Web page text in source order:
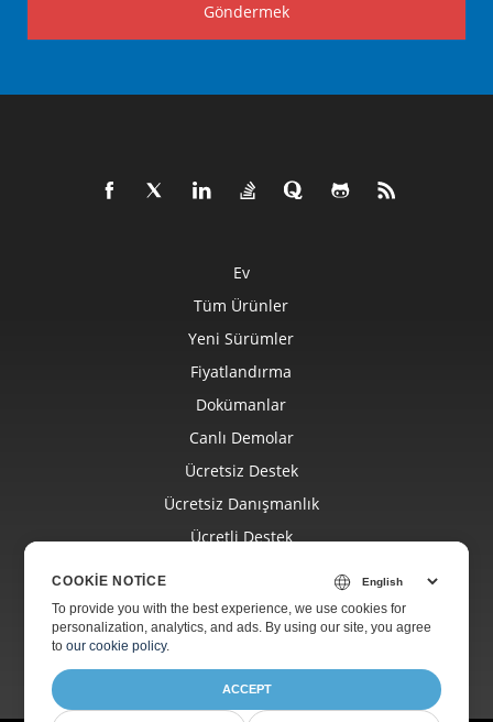
Göndermek
Ev
Tüm Ürünler
Yeni Sürümler
Fiyatlandırma
Dokümanlar
Canlı Demolar
Ücretsiz Destek
Ücretsiz Danışmanlık
Ücretli Destek
Blog
Hakkında
COOKIE NOTICE
To provide you with the best experience, we use cookies for
personalization, analytics, and ads. By using our site, you agree
toour cookie policy.
ACCEPT